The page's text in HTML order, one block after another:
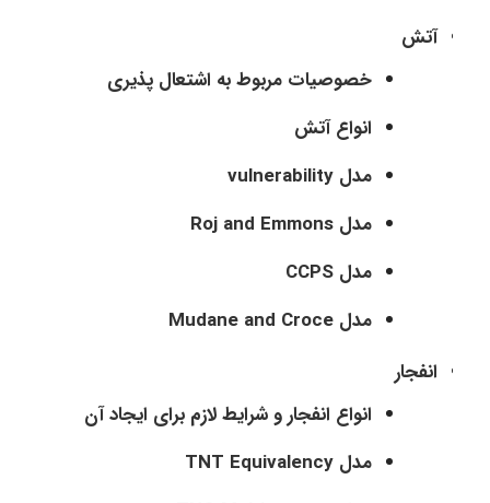
آتش
خصوصیات مربوط به اشتعال پذیری
انواع آتش
مدل vulnerability
مدل Roj and Emmons
مدل CCPS
مدل Mudane and Croce
انفجار
انواع انفجار و شرایط لازم برای ایجاد آن
مدل TNT Equivalency